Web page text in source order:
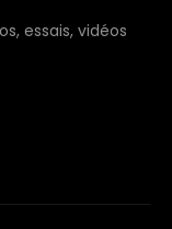
essais, vidéos